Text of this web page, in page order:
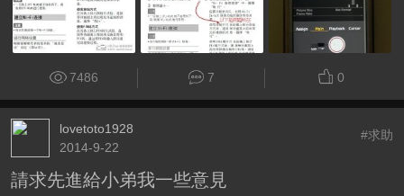
7486 7 0
lovetoto1928
2014-9-22
#求助
請求先進給小弟我一些意見